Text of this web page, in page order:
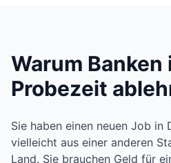
Warum Banken
Probezeit
Sie haben einen neuen Job in
vielleicht aus einer anderen
Land. Sie brauchen Geld für